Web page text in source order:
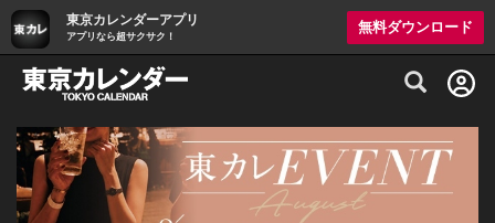
東京カレンダーアプリ
アプリなら超サクサク！
無料ダウンロード
グルメ情報・プレミアムレストラン予約